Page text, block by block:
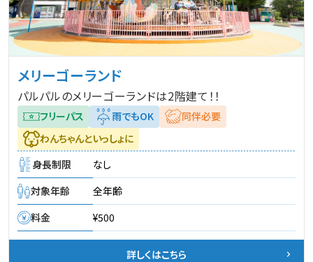
メリーゴーランド
パルパルのメリーゴーランドは2階建て！！
フリーパス 雨でもOK
同伴必要
わんちゃんといっしょに
身長制限
なし
対象年齢
全年齢
料金
¥500
詳しくはこちら